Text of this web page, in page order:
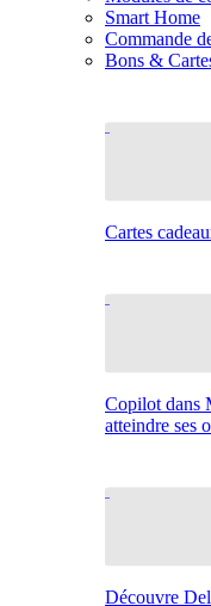
Smart Home
Commande
Bons &
Cartes
Copilot dans
atteindre ses
Découvre